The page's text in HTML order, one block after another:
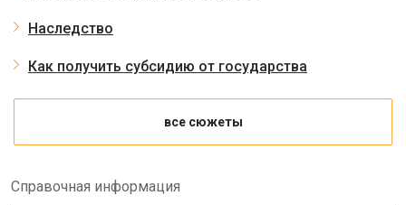
Наследство
Как получить субсидию от государства
все сюжеты
Справочная информация